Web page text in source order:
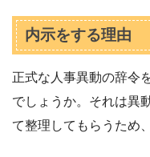
内示をする理由
正式な人事異動の辞令
でしょうか。それは異
て整理してもらうため